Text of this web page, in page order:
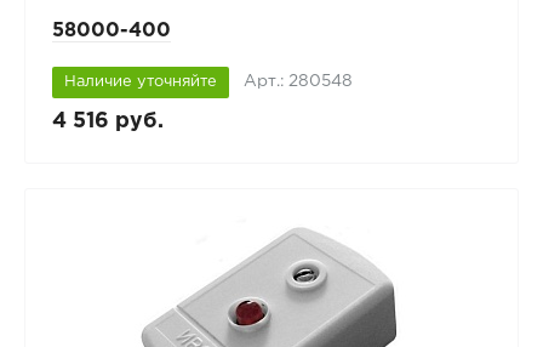
58000-400
Наличие уточняйте Арт.: 280548
4 516 руб.